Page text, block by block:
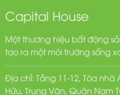
Capital House
Một thương hiệu bất động
tạo ra một môi trường sống
Địa chỉ: Tầng 11-12, Tòa nhà
Hữu, Trung Văn, Quận Nam